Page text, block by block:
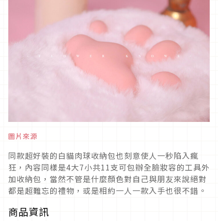
圖片來源
同款超好裝的白貓肉球收納包也刻意使人一秒陷入瘋
狂，內容同樣是4大7小共11支可包辦全臉妝容的工具外
加收納包，當然不管是什麼顏色對自己與朋友來說絕對
都是超難忘的禮物，或是相約一人一款入手也很不錯。
商品資訊